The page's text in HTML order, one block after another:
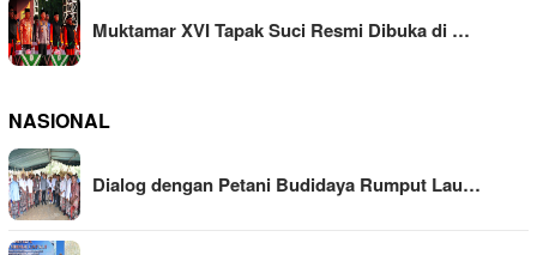
Muktamar XVI Tapak Suci Resmi Dibuka di …
NASIONAL
Dialog dengan Petani Budidaya Rumput Lau…